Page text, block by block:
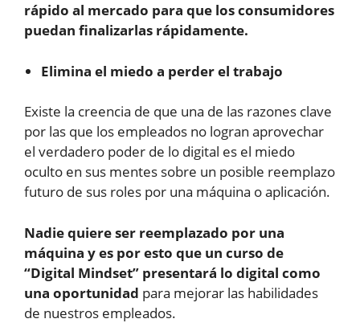
rápido al mercado para que los consumidores
puedan finalizarlas rápidamente.
Elimina el miedo a perder el trabajo
Existe la creencia de que una de las razones clave
por las que los empleados no logran aprovechar
el verdadero poder de lo digital es el miedo
oculto en sus mentes sobre un posible reemplazo
futuro de sus roles por una máquina o aplicación.
Nadie quiere ser reemplazado por una
máquina y es por esto que un curso de
“Digital Mindset” presentará lo digital como
una oportunidad para mejorar las habilidades
de nuestros empleados.